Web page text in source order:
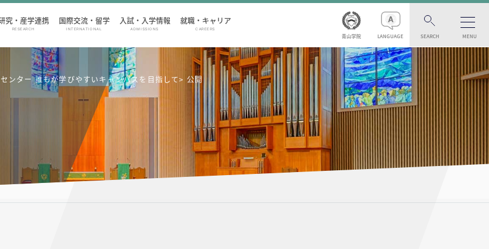
究・産学連携
RESEARCH
国際交流・留学
INTERNATIONAL
入試・入学情報
ADMISSIONS
就職・キャリア
CAREERS
青山学院 LANGUAGE SEARCH MENU
ンター 誰もが学びやすいキャンパスを目指して> 公開